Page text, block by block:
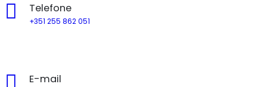
Telefone
+351 255 862 051
E-mail